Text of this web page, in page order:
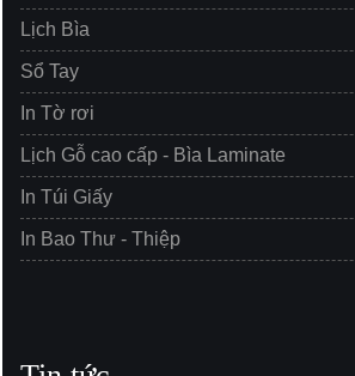
Lịch Bìa
Sổ Tay
In Tờ rơi
Lịch Gỗ cao cấp - Bìa Laminate
In Túi Giấy
In Bao Thư - Thiệp